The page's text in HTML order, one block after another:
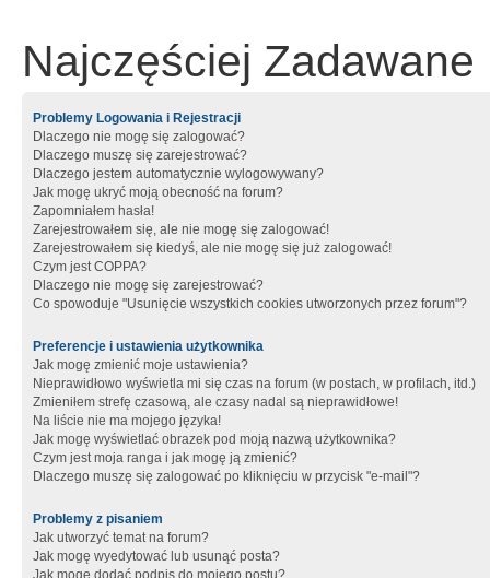
Najczęściej Zadawane
Problemy Logowania i Rejestracji
Dlaczego nie mogę się zalogować?
Dlaczego muszę się zarejestrować?
Dlaczego jestem automatycznie wylogowywany?
Jak mogę ukryć moją obecność na forum?
Zapomniałem hasła!
Zarejestrowałem się, ale nie mogę się zalogować!
Zarejestrowałem się kiedyś, ale nie mogę się już zalogować!
Czym jest COPPA?
Dlaczego nie mogę się zarejestrować?
Co spowoduje "Usunięcie wszystkich cookies utworzonych przez forum"?
Preferencje i ustawienia użytkownika
Jak mogę zmienić moje ustawienia?
Nieprawidłowo wyświetla mi się czas na forum (w postach, w profilach, itd.)
Zmieniłem strefę czasową, ale czasy nadal są nieprawidłowe!
Na liście nie ma mojego języka!
Jak mogę wyświetlać obrazek pod moją nazwą użytkownika?
Czym jest moja ranga i jak mogę ją zmienić?
Dlaczego muszę się zalogować po kliknięciu w przycisk "e-mail"?
Problemy z pisaniem
Jak utworzyć temat na forum?
Jak mogę wyedytować lub usunąć posta?
Jak mogę dodać podpis do mojego postu?